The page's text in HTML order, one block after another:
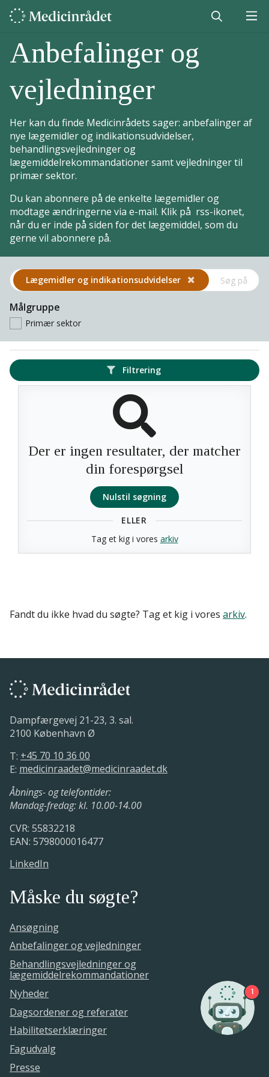
Anbefalinger og
vejledninger
Her kan du finde Medicinrådets sager: anbefalinger af
nye lægemidler og indikationsudvidelser,
behandlingsvejledninger og
lægemiddelrekommandationer samt vejledninger til
primær sektor.
Du kan abonnere på de enkelte lægemidler og
modtage ændringerne via e-mail. Klik på rss-ikonet,
når du er inde på siden for det lægemiddel, som du
gerne vil abonnere på.
Lægemidler og indikations­udvidelser
Målgruppe
Primær sektor
Filtrering
Der er ingen resultater, der matcher
din forespørgsel
Nulstil søgning
ELLER
Tag et kig i vores arkiv
Fandt du ikke hvad du søgte? Tag et kig i vores arkiv.
Dampfærgevej 21-23, 3. sal.
2100 København Ø
T: +45 70 10 36 00
E: medicinraadet@medicinraadet.dk
Åbnings- og telefontider:
Mandag-fredag: kl. 10.00-14.00
CVR: 55832218
EAN: 5798000016477
LinkedIn
Måske du søgte?
Ansøgning
Anbefalinger og vejledninger
Behandlingsvejledninger og
lægemiddelrekommandationer
Nyheder
Dagsordener og referater
Habilitetserklæringer
Fagudvalg
Presse
1